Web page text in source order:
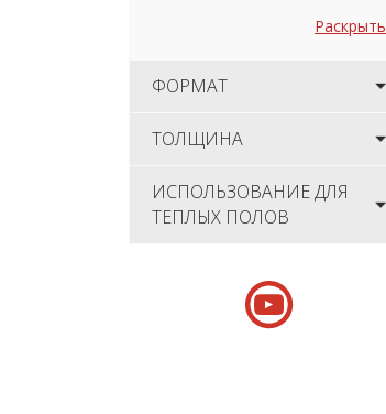
Раскрыть
ФОРМАТ
ТОЛЩИНА
ИСПОЛЬЗОВАНИЕ ДЛЯ
ТЕПЛЫХ ПОЛОВ